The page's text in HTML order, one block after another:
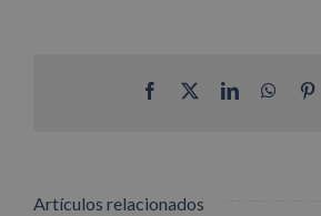
Facebook LinkedIn
Artículos relacionados